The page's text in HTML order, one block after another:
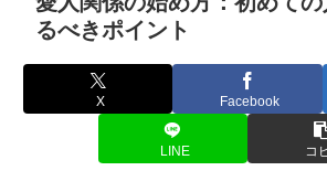
るべきポイント
X Facebook
LINE コ